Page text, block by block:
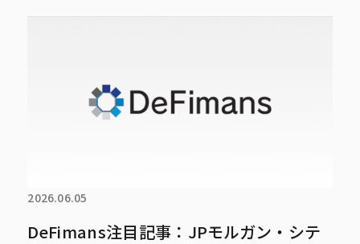
2026.06.05
DeFimans注目記事：JPモルガン・シテ